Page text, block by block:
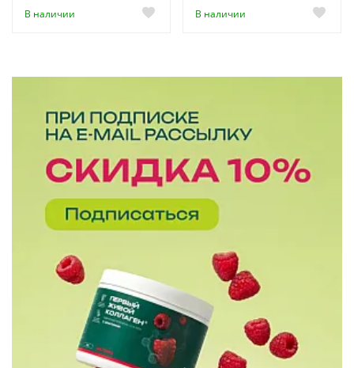
В наличии В наличии